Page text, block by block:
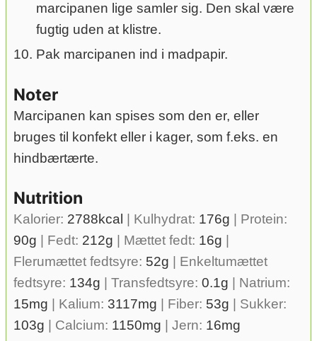
marcipanen lige samler sig. Den skal være
fugtig uden at klistre.
Pak marcipanen ind i madpapir.
Noter
Marcipanen kan spises som den er, eller
bruges til konfekt eller i kager, som f.eks. en
hindbærtærte.
Nutrition
Kalorier: 2788kcal Kulhydrat: 176g
Protein:
90g Fedt: 212g Mættet fedt: 16g
Flerumættet fedtsyre: 52g
Enkeltumættet
fedtsyre: 134g Transfedtsyre: 0.1g
Natrium:
15mg Kalium: 3117mg Fiber: 53g
Sukker:
103g Calcium: 1150mg Jern: 16mg